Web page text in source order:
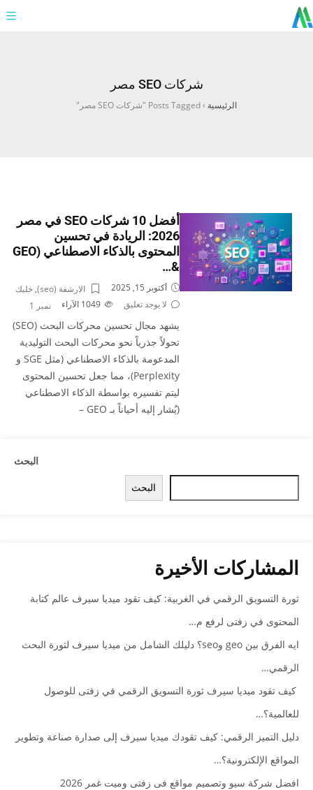
شركات SEO مصر
الرئيسية ›Posts Tagged "شركات SEO مصر"
أفضل 10 شركات SEO في مصر
2026: الريادة في تحسين
المحتوى بالذكاء الاصطناعي (GEO
&…
أكتوبر 15, 2025 الارشفة (seo) ,خليك
نمبر 1
لا يوجد تعليق 1049 الآراء
يشهد مجال تحسين محركات البحث (SEO)
تحولاً جذرياً نحو محركات البحث التوليدية
المدعومة بالذكاء الاصطناعي (مثل SGE و
Perplexity)، مما جعل تحسين المحتوى
ليتم تفسيره بواسطة الذكاء الاصطناعي
(يُشار إليه أحياناً بـ GEO –
البحث
البحث
المشاركات الأخيرة
ثورة التسويق الرقمي في الغربية: كيف تقود ميديا سيرف عالم كتابة
المحتوى في زفتى لرفع م…
ايه الفرق بين geo وseo؟ دليلك الشامل من ميديا سيرف لثورة البحث
الرقمي…
كيف تقود ميديا سيرف ثورة التسويق الرقمي في زفتى للوصول
للعالمية؟…
دليل التميز الرقمي: كيف تقودك ميديا سيرف إلى صدارة صناعة وتطوير
المواقع الإلكترونية؟…
افضل شركة سيو وتصميم مواقع فى زفتى وميت غمر 2026